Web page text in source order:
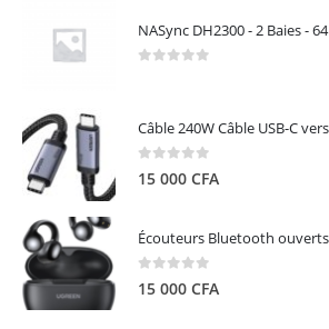
NASync DH2300 - 2 Baies -
0 out of 5
15 000 CFA
0 out of 5
15 000 CFA